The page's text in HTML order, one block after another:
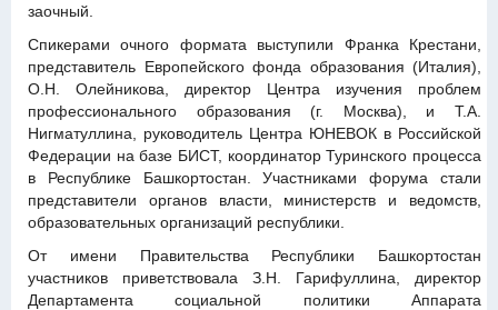
заочный.
Спикерами очного формата выступили Франка Крестани,
представитель Европейского фонда образования (Италия),
О.Н. Олейникова, директор Центра изучения проблем
профессионального образования (г. Москва), и Т.А.
Нигматуллина, руководитель Центра ЮНЕВОК в Российской
Федерации на базе БИСТ, координатор Туринского процесса
в Республике Башкортостан. Участниками форума стали
представители органов власти, министерств и ведомств,
образовательных организаций республики.
От имени Правительства Республики Башкортостан
участников приветствовала З.Н. Гарифуллина, директор
Департамента социальной политики Аппарата